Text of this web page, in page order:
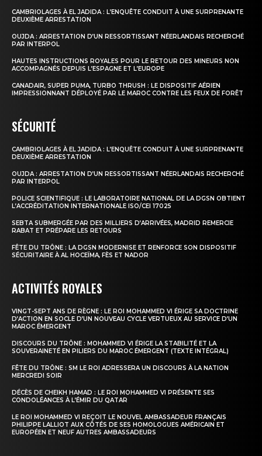
CAMBRIOLAGES À EL JADIDA : L’ENQUÊTE CONDUIT À UNE SURPRENANTE
DEUXIÈME ARRESTATION
OUJDA : ARRESTATION D’UN RESSORTISSANT NÉERLANDAIS RECHERCHÉ
PAR INTERPOL
HAUTES INSTRUCTIONS ROYALES POUR LE RETOUR DES MINEURS NON
ACCOMPAGNÉS DEPUIS L’ESPAGNE ET L’EUROPE
CANADAIR, SUPER PUMA, TURBO THRUSH : LE DISPOSITIF AÉRIEN
IMPRESSIONNANT DÉPLOYÉ PAR LE MAROC CONTRE LES FEUX DE FORÊT
SÉCURITÉ
CAMBRIOLAGES À EL JADIDA : L’ENQUÊTE CONDUIT À UNE SURPRENANTE
DEUXIÈME ARRESTATION
OUJDA : ARRESTATION D’UN RESSORTISSANT NÉERLANDAIS RECHERCHÉ
PAR INTERPOL
POLICE SCIENTIFIQUE : LE LABORATOIRE NATIONAL DE LA DGSN OBTIENT
L’ACCRÉDITATION INTERNATIONALE ISO/CEI 17025
SEBTA SUBMERGÉE PAR DES MILLIERS D’ARRIVÉES, MADRID REMERCIE
RABAT ET PRÉPARE LES RETOURS
FÊTE DU TRÔNE : LA DGSN MODERNISE ET RENFORCE SON DISPOSITIF
SÉCURITAIRE À AL HOCEÏMA, FÈS ET NADOR
ACTIVITÉS ROYALES
VINGT-SEPT ANS DE RÈGNE : LE ROI MOHAMMED VI ÉRIGE SA DOCTRINE
D’ACTION EN SOCLE D’UN NOUVEAU CYCLE VERTUEUX AU SERVICE D’UN
MAROC ÉMERGENT
DISCOURS DU TRÔNE : MOHAMMED VI ÉRIGE LA STABILITÉ ET LA
SOUVERAINETÉ EN PILIERS DU MAROC ÉMERGENT (TEXTE INTÉGRAL)
FÊTE DU TRÔNE : SM LE ROI ADRESSERA UN DISCOURS À LA NATION
MERCREDI SOIR
DÉCÈS DE CHEIKH HAMAD : LE ROI MOHAMMED VI PRÉSENTE SES
CONDOLÉANCES À L’ÉMIR DU QATAR
LE ROI MOHAMMED VI REÇOIT LE NOUVEL AMBASSADEUR FRANÇAIS
PHILIPPE LALLIOT AUX CÔTÉS DE SES HOMOLOGUES AMÉRICAIN ET
EUROPÉEN ET NEUF AUTRES AMBASSADEURS